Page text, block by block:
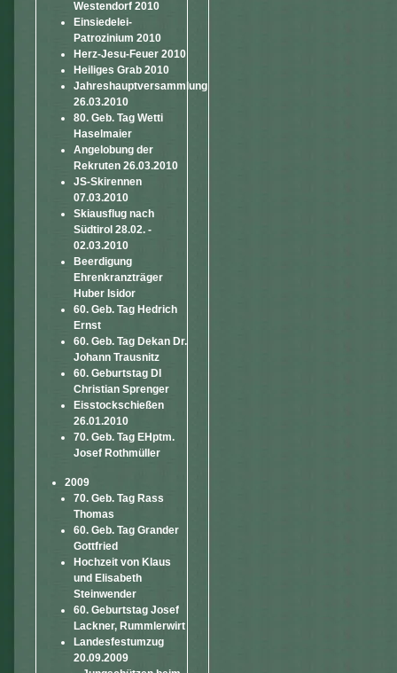
Westendorf 2010
Einsiedelei-
Patrozinium 2010
Herz-Jesu-Feuer 2010
Heiliges Grab 2010
Jahreshauptversammlung
26.03.2010
80. Geb. Tag Wetti
Haselmaier
Angelobung der
Rekruten 26.03.2010
JS-Skirennen
07.03.2010
Skiausflug nach
Südtirol 28.02. -
02.03.2010
Beerdigung
Ehrenkranzträger
Huber Isidor
60. Geb. Tag Hedrich
Ernst
60. Geb. Tag Dekan Dr.
Johann Trausnitz
60. Geburtstag DI
Christian Sprenger
Eisstockschießen
26.01.2010
70. Geb. Tag EHptm.
Josef Rothmüller
2009
70. Geb. Tag Rass
Thomas
60. Geb. Tag Grander
Gottfried
Hochzeit von Klaus
und Elisabeth
Steinwender
60. Geburtstag Josef
Lackner, Rummlerwirt
Landesfestumzug
20.09.2009